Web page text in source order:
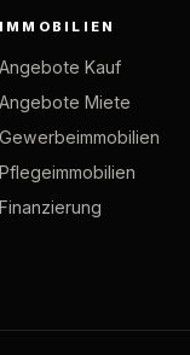
IMMOBILIEN
Angebote Kauf
Angebote Miete
Gewerbeimmobilien
Pflegeimmobilien
Finanzierung